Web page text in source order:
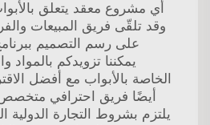
أي مشروع معقد يتعلق
وقد تلقّى فريق المبيعات
يمكننا تزويدكم بالمواد
الخاصة بالأبواب مع أفضل
أيضًا فريق احترافي
يلتزم بشروط التجارة الدولية